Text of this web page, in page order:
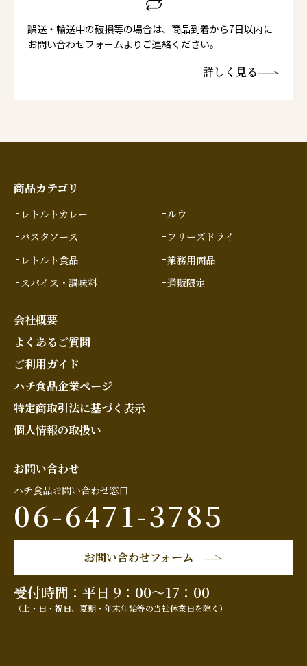
誤送・輸送中の破損等の場合は、商品到着から7日以内に
お問い合わせフォームよりご連絡ください。
詳しく見る
商品カテゴリ
レトルトカレー
パスタソース
レトルト食品
スパイス・調味料
ルウ
フリーズドライ
業務用商品
通販限定
会社概要
よくあるご質問
ご利用ガイド
ハチ食品企業ページ
特定商取引法に基づく表示
個人情報の取扱い
お問い合わせ
ハチ食品お問い合わせ窓口
06-6471-3785
お問い合わせフォーム
受付時間：平日 9：00～17：00
（土・日・祝日、夏期・年末年始等の当社休業日を除く）